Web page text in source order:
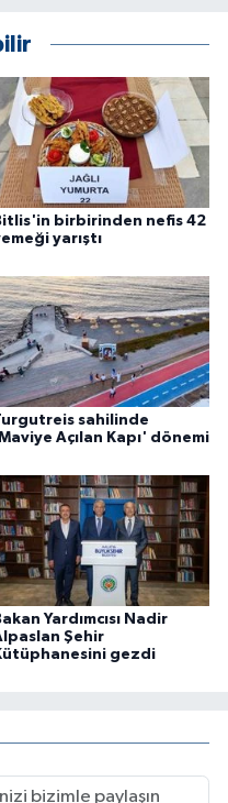
birbirinden nefis 42
yarıştı
sahilinde
Açılan Kapı' dönemi
Yardımcısı Nadir
Şehir
gezdi